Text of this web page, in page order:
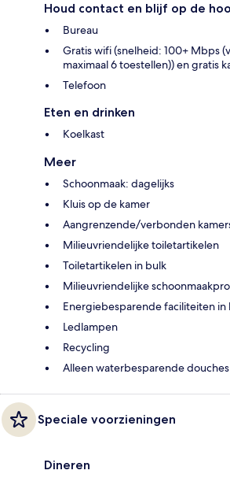
Houd contact en blijf op de
Bureau
Gratis wifi (snelheid: 100+ Mbps
maximaal 6 toestellen)) en gratis
Telefoon
Eten en drinken
Koelkast
Meer
Schoonmaak: dagelijks
Kluis op de kamer
Aangrenzende/verbonden
Milieuvriendelijke toiletartikelen
Toiletartikelen in bulk
Milieuvriendelijke
Energiebesparende faciliteiten in
Ledlampen
Recycling
Alleen waterbesparende douches
Speciale voorzieningen
Dineren